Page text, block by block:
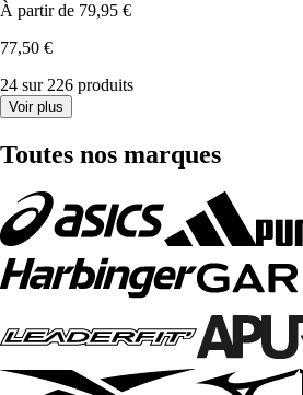
À partir de 79,95 €
77,50 €
24 sur 226 produits
Voir plus
Toutes nos marques